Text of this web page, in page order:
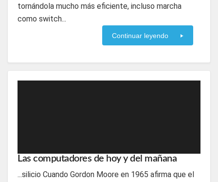
tornándola mucho más eficiente, incluso marcha
como switch...
Continuar leyendo
Las computadores de hoy y del mañana
...silicio Cuando Gordon Moore en 1965 afirma que el